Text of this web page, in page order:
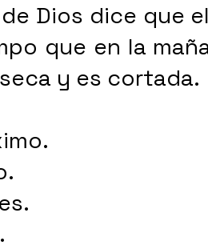
Dios dice que
que en la
y es cortada.